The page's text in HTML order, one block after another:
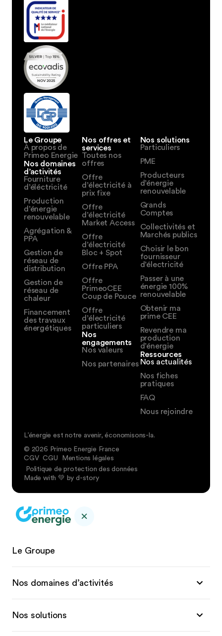
Le Groupe
À propos de
Primeo Energie
Nos domaines
d’activités
Fourniture
d’éléctricité
Production
d’énergie
renouvelable
Agrégation &
PPA
Gestion de
réseau de
distribution
Gestion de
réseau de
chaleur
Financement
des travaux
énergétiques
Nos offres et
services
Toutes nos
offres
Offre
d’électricité à
prix fixe
Offre
d’électricité
Market Access
Offre
d’électricité
Bloc + Spot
Offre PPA
Offre
PrimeoCEE
Coup de Pouce
Offre
d’électricité
particuliers
Nos
engagements
Nos valeurs
Nos partenaires
Nos solutions
Particuliers
PME
Producteurs
d’énergie
renouvelable
Grands
Comptes
Collectivités et
Marchés publics
Choisir le bon
fournisseur
d’électricité
Passer à une
énergie 100%
renouvelable
Obtenir ma
prime CEE
Revendre ma
production
d’énergie
Ressources
Nos actualités
Nos fiches
pratiques
FAQ
Nous rejoindre
L’énergie est notre avenir, économisons-la.
© 2026 Primeo Energie France
CGV CGU
Mentions légales
Politique de protection des données
Made with 💚 by d-story
Le Groupe
Nos domaines d’activités
Nos solutions